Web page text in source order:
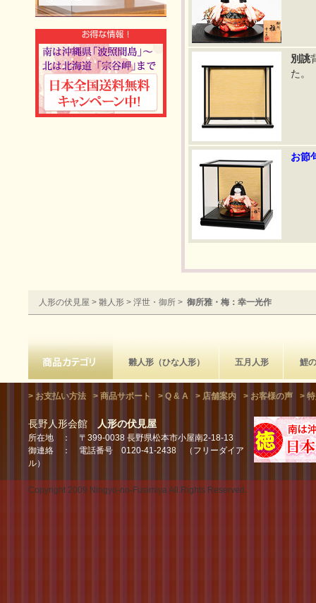
別誂
た。
お節
人形の伏見屋 > 雛人形 > 浮世・御所 > 御所雅・梅：幸一光作
雛人形（ひな人形） 五月人形 鯉
> お支払い方法 > 商品サポート > Q & A > 店舗案内 > お客様の声 >
長野人形会館 人形の伏見屋
所在地 ： 〒399-0038 長野県松本市小屋南2-18-13
御連絡 ： 電話番号 0120-41-2438 （フリーダイア
ル）
Copyright 2009 Ningyo-no-Fusimiya All.Rights Reserved.